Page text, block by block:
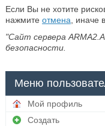
Если Вы не хотите
нажмите отмена ,
"Сайт сервера
безопасности.
Меню
Мой профиль
Создать